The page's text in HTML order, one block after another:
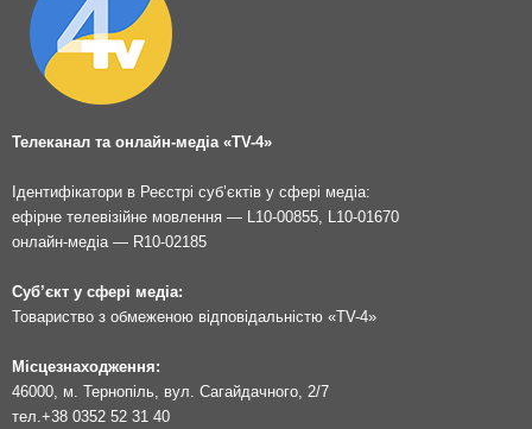
Телеканал та онлайн-медіа «TV-4»
Ідентифікатори в Реєстрі суб’єктів у сфері медіа:
ефірне телевізійне мовлення — L10-00855, L10-01670
онлайн-медіа — R10-02185
Суб’єкт у сфері медіа:
Товариство з обмеженою відповідальністю «TV-4»
Місцезнаходження:
46000, м. Тернопіль, вул. Сагайдачного, 2/7
тел. +38 0352 52 31 40